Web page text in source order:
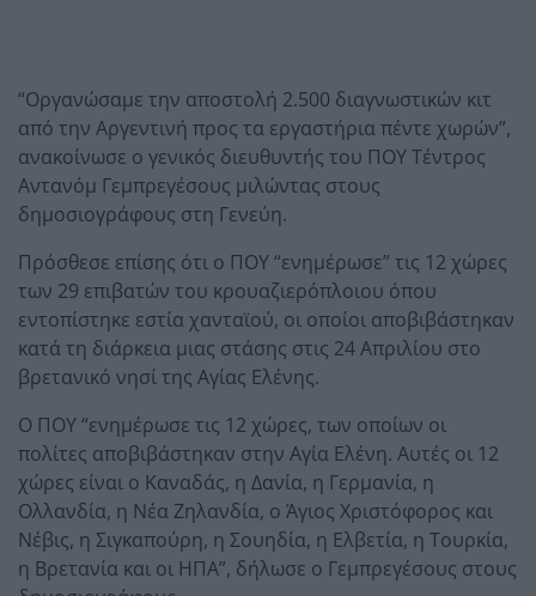
“Οργανώσαμε την αποστολή 2.500 διαγνωστικών κιτ
από την Αργεντινή προς τα εργαστήρια πέντε χωρών”,
ανακοίνωσε ο γενικός διευθυντής του ΠΟΥ Τέντρος
Αντανόμ Γεμπρεγέσους μιλώντας στους
δημοσιογράφους στη Γενεύη.
Πρόσθεσε επίσης ότι ο ΠΟΥ “ενημέρωσε” τις 12 χώρες
των 29 επιβατών του κρουαζιερόπλοιου όπου
εντοπίστηκε εστία χανταϊού, οι οποίοι αποβιβάστηκαν
κατά τη διάρκεια μιας στάσης στις 24 Απριλίου στο
βρετανικό νησί της Αγίας Ελένης.
Ο ΠΟΥ “ενημέρωσε τις 12 χώρες, των οποίων οι
πολίτες αποβιβάστηκαν στην Αγία Ελένη. Αυτές οι 12
χώρες είναι ο Καναδάς, η Δανία, η Γερμανία, η
Ολλανδία, η Νέα Ζηλανδία, ο Άγιος Χριστόφορος και
Νέβις, η Σιγκαπούρη, η Σουηδία, η Ελβετία, η Τουρκία,
η Βρετανία και οι ΗΠΑ”, δήλωσε ο Γεμπρεγέσους στους